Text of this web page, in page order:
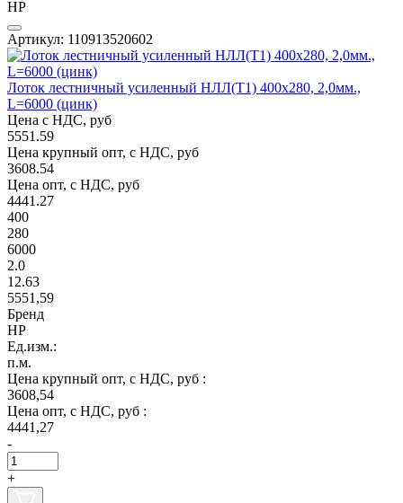
НР
Артикул: 110913520602
Лоток лестничный усиленный НЛЛ(Т1) 400х280, 2,0мм.,
L=6000 (цинк)
Цена с НДС, руб
5551.59
Цена крупный опт, с НДС, руб
3608.54
Цена опт, с НДС, руб
4441.27
400
280
6000
2.0
12.63
5551,59
Бренд
НР
Ед.изм.:
п.м.
Цена крупный опт, с НДС, руб :
3608,54
Цена опт, с НДС, руб :
4441,27
-
+